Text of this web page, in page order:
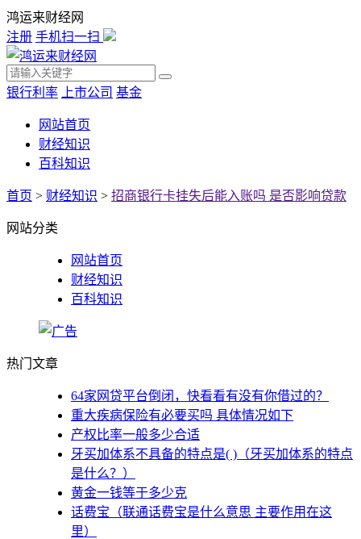
鸿运来财经网
注册 手机扫一扫
银行利率 上市公司 基金
网站首页
财经知识
百科知识
首页 > 财经知识 > 招商银行卡挂失后能入账吗 是否影响贷款
网站分类
网站首页
财经知识
百科知识
热门文章
64家网贷平台倒闭，快看看有没有你借过的？
重大疾病保险有必要买吗 具体情况如下
产权比率一般多少合适
牙买加体系不具备的特点是( )（牙买加体系的特点
是什么？）
黄金一钱等于多少克
话费宝（联通话费宝是什么意思 主要作用在这
里）